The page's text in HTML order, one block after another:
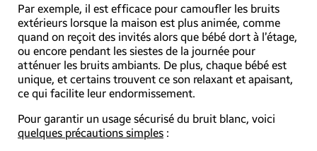
Par exemple, il est efficace pour camoufler les bruits
extérieurs lorsque la maison est plus animée, comme
quand on reçoit des invités alors que bébé dort à l’étage,
ou encore pendant les siestes de la journée pour
atténuer les bruits ambiants. De plus, chaque bébé est
unique, et certains trouvent ce son relaxant et apaisant,
ce qui facilite leur endormissement.
Pour garantir un usage sécurisé du bruit blanc, voici
quelques précautions simples :